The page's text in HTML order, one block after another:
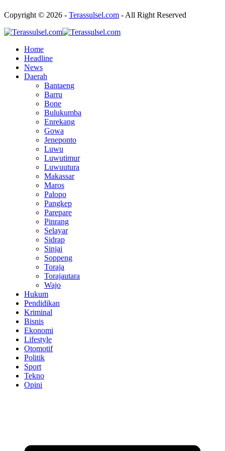
Copyright © 2026 - Terassulsel.com - All Right Reserved
Home
Headline
News
Daerah
Bantaeng
Barru
Bone
Bulukumba
Enrekang
Gowa
Jeneponto
Luwu
Luwutimur
Luwuutura
Makassar
Maros
Palopo
Pangkep
Parepare
Pinrang
Selayar
Sidrap
Sinjai
Soppeng
Toraja
Torajautara
Wajo
Hukum
Pendidikan
Kriminal
Bisnis
Ekonomi
Lifestyle
Otomotif
Politik
Sport
Tekno
Opini